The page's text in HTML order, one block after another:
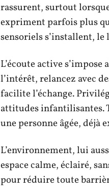
rassurent, surtout
expriment parfois plus
sensoriels s’installent,
L’écoute active
l’intérêt, relancez avec
facilite l’échange.
attitudes infantilisantes.
une personne âgée, déjà
L’environnement, lui
espace calme, éclairé,
pour réduire toute